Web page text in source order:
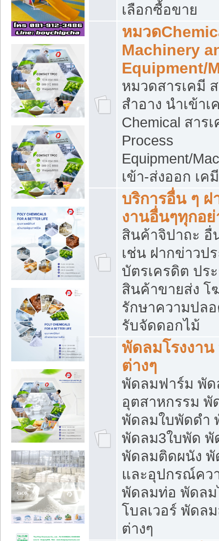
เลือกซื้อขาย
หมวด
Machinery
Equipment/
หมวดสารเคมี
สำอาง นำเข้
Chemical สาร
Process
Equipment/
เข้า-ส่งออก เ
บริการอื่น ๆ
งานอื่นๆทุกอ
สินค้าจิปาถะ อื่
เช่น ฝากข่าวป
บัตรเครดิต ปร
สินค้าขายส่ง
รักษาความปล
รับจัดดอกไม้
พัดลมโรงงา
ต่างๆ
พัดลมฟาร์ม พัด
อุตสาหกรรม
พัดลมใบพัดดำ
พัดลม3ใบพัด พั
พัดลมติดผนัง
และอุปกรณ์คว
พัดลมท่อ พัดลม
โบลเวอร์ พัดล
ต่างๆ